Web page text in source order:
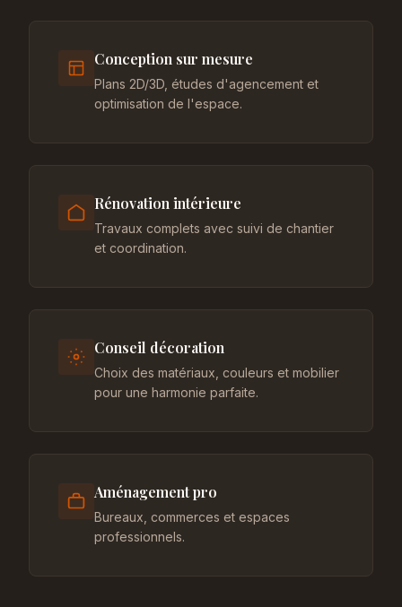
Conception sur mesure
Plans 2D/3D, études d'agencement et
optimisation de l'espace.
Rénovation intérieure
Travaux complets avec suivi de chantier
et coordination.
Conseil décoration
Choix des matériaux, couleurs et mobilier
pour une harmonie parfaite.
Aménagement pro
Bureaux, commerces et espaces
professionnels.